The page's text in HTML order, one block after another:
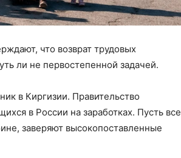
что возврат трудовых
ли не первостепенной задачей.
в Киргизии. Правительство
в России на заработках. Пусть все
заверяют высокопоставленные